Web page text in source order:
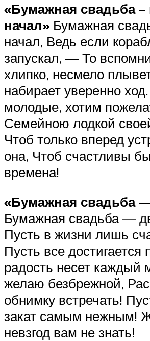
«Бумажная свадьба –
начал» Бумажная
начал, Ведь если
запускал, — То
хлипко, несмело
набирает уверенно
молодые, хотим
Семейною лодкой
Чтоб только вперед
она, Чтоб счастливы
времена!
«Бумажная свадьба
Бумажная свадьба —
Пусть в жизни лишь
Пусть все достигается
радость несет каждый
желаю безбрежной,
обнимку встречать!
закат самым нежным!
невзгод вам не знать!